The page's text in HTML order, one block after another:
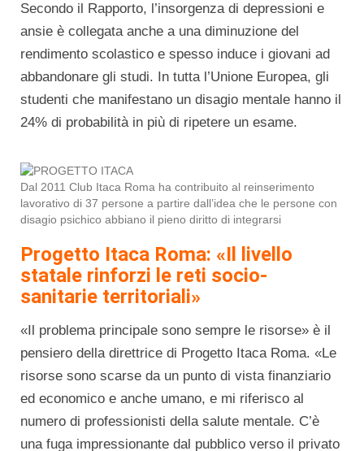
Secondo il Rapporto, l’insorgenza di depressioni e
ansie è collegata anche a una diminuzione del
rendimento scolastico e spesso induce i giovani ad
abbandonare gli studi. In tutta l’Unione Europea, gli
studenti che manifestano un disagio mentale hanno il
24% di probabilità in più di ripetere un esame.
Dal 2011 Club Itaca Roma ha contribuito al reinserimento
lavorativo di 37 persone a partire dall’idea che le persone con
disagio psichico abbiano il pieno diritto di integrarsi
Progetto Itaca Roma: «Il livello
statale rinforzi le reti socio-
sanitarie territoriali»
«Il problema principale sono sempre le risorse» è il
pensiero della direttrice di Progetto Itaca Roma. «Le
risorse sono scarse da un punto di vista finanziario
ed economico e anche umano, e mi riferisco al
numero di professionisti della salute mentale. C’è
una fuga impressionante dal pubblico verso il privato